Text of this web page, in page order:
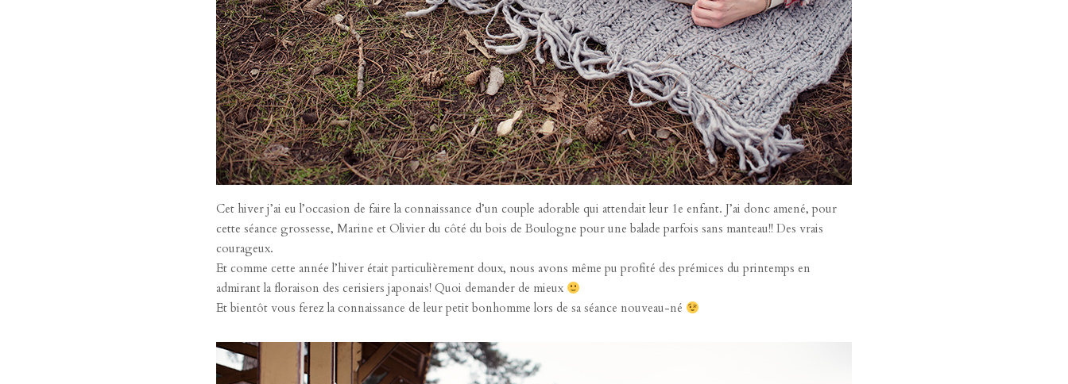
Cet hiver j’ai eu l’occasion de faire la connaissance d’un couple adorable qui attendait leur 1e enfant. J’ai donc amené, pour
cette séance grossesse, Marine et Olivier du côté du bois de Boulogne pour une balade parfois sans manteau!! Des vrais
courageux.
Et comme cette année l’hiver était particulièrement doux, nous avons même pu profité des prémices du printemps en
admirant la floraison des cerisiers japonais! Quoi demander de mieux
Et bientôt vous ferez la connaissance de leur petit bonhomme lors de sa séance nouveau-né